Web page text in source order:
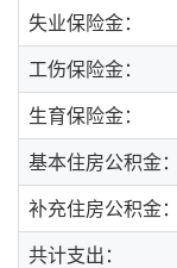
失业保险金：
工伤保险金：
生育保险金：
基本住房公积金：
补充住房公积金：
共计支出：